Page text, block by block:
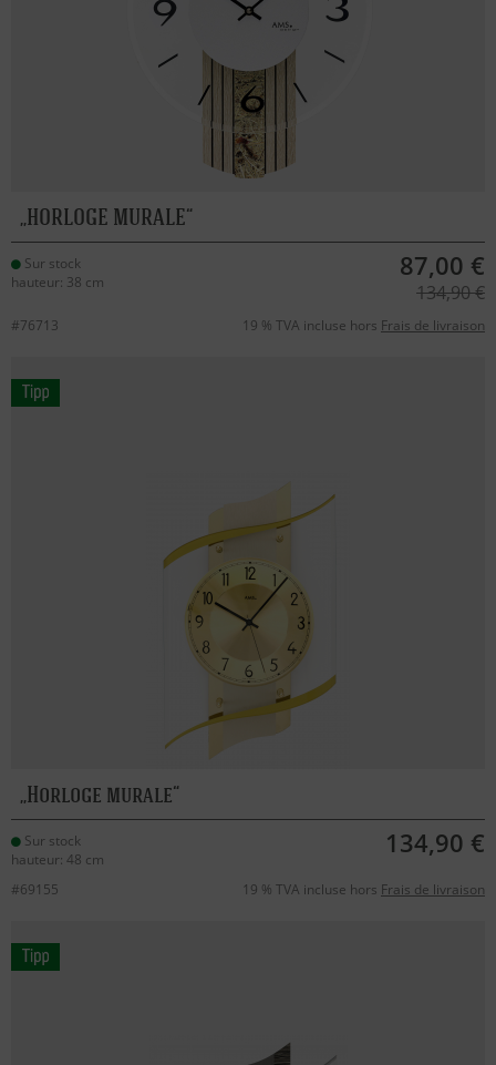
HORLOGE MURALE
Sur stock
hauteur: 38 cm
87,00 €
134,90 €
#76713 19 % TVA incluse hors Frais de livraison
Horloge murale
Sur stock
hauteur: 48 cm
134,90 €
#69155 19 % TVA incluse hors Frais de livraison